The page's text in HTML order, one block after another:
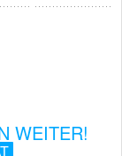
WEITER!